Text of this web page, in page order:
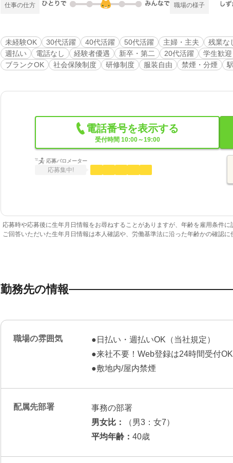
仕事の仕方 職場の様子
未経験OK 30代活躍 40代活躍 50代活躍 主婦・主夫 残業な
週払い
電話なし 経験者優遇 新卒・第二 20代活躍 学生歓迎
ブランクOK
社会保険制度 研修制度 服装自由 禁煙・分煙
電話番号を表示する
受付時間 10:00～19:00
応募バロメーター
応募集中!
応募時や応募後に生年月日情報をお尋ねすることがありますが、年齢を雇用条件に
ご回答いただいた生年月日情報は本人確認や、労働基準法に沿った年齢かの確認に
勤務先の情報
職場の雰囲気
●日払い・週払いOK（当社規定）
●来社不要！Web登録は24時間受付OK
●敷地内/屋内禁煙
配属先部署
事務の部署
男女比：
（男3：女7）
平均年齢： 40歳